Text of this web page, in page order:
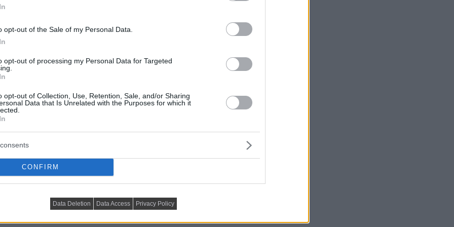
opt-out of the Sale of my Personal Data.
opt-out of processing my Personal Data for Targeted
opt-out of Collection, Use, Retention, Sale, and/or Sharing
Data that Is Unrelated with the Purposes for which it
CONFIRM
Data Deletion Data Access Privacy Policy
Az IKEA MARGARETA
magas lucfenyőfotót
tekintheted egy
pompájában díszelgő
ajándéktartót
rátűzheted, így készen
is van az adventi